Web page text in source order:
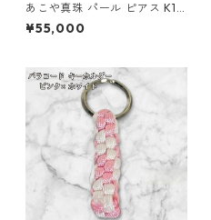
あこや真珠 パール ピアス K10
イエローゴールド ジプシー フ
ック ピアス 7mm 7ミリ珠 ア
¥55,000